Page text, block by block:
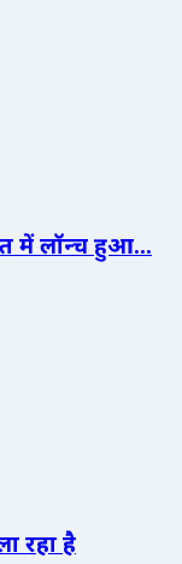
में लॉन्च हुआ...
रहा है